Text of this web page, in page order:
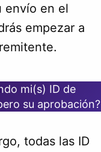
envío en el
empezar a
mi(s) ID de
su aprobación?
todas las ID